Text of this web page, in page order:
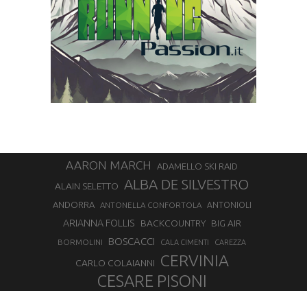
AARON MARCH ADAMELLO SKI RAID
ALAIN SELETTO ALBA DE SILVESTRO
ANDORRA ANTONELLA CONFORTOLA ANTONIOLI
ARIANNA FOLLIS BACKCOUNTRY BIG AIR
BORMOLINI BOSCACCI CALA CIMENTI CAREZZA
CARLO COLAIANNI CERVINIA
CESARE PISONI